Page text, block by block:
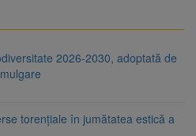
2026-2030, adoptată de
torențiale în jumătatea estică a